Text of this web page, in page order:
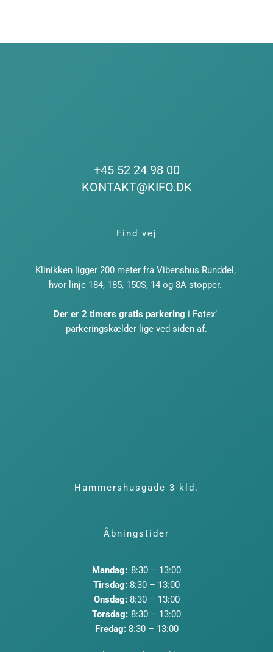
Åbningstider
Mandag: 8:30 – 13:00
Tirsdag: 8:30 – 13:00
Onsdag: 8:30 – 13:00
Torsdag: 8:30 – 13:00
Fredag: 8:30 – 13:00
Hammershusgade 3 kld.
Find vej
Klinikken ligger 200 meter fra Vibenshus Runddel,
hvor linje 184, 185, 150S, 14 og 8A stopper.
Der er 2 timers gratis parkering i Føtex’
parkeringskælder lige ved siden af.
+45 52 24 98 00
KONTAKT@KIFO.DK